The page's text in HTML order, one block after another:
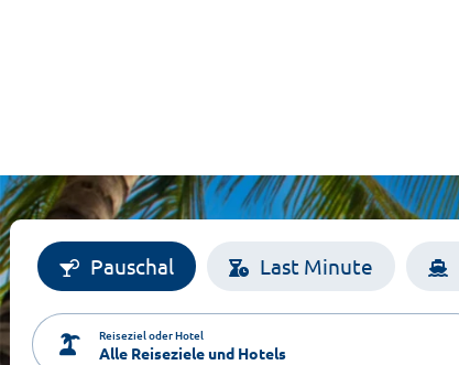
Pauschal Last Minute
Reiseziel oder Hotel